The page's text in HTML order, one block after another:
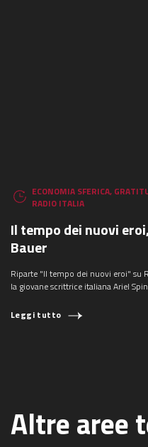
ECONOMIA SFERICA,
RADIO ITALIA
Il tempo dei nuovi
Bauer
Riparte "Il tempo dei nuovi eroi" su
la giovane scrittrice italiana Ariel
Leggi tutto
Altre aree